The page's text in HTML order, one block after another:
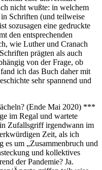
nicht wußte: in welchem
Schriften (und teilweise
sozusagen eine gedruckte
den entsprechenden
wie Luther und Cranach
prägten als auch
von der Frage, ob
ich das Buch daher mit
sehr spannend und
(Ende Mai 2020) ***
im Regal und wartete
Zufallsgriff irgendwann im
Zeit, als ich
es um „Zusammenbruch und
und kollektives
der Pandemie? Ja.